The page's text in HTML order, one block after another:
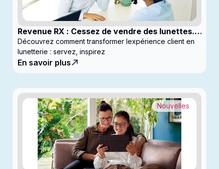
Revenue RX : Cessez de vendre des lunettes.
Commencez à générer des profits
Découvrez comment transformer lexpérience client en
lunetterie : servez, inspirez
En savoir plus
Nouvelles